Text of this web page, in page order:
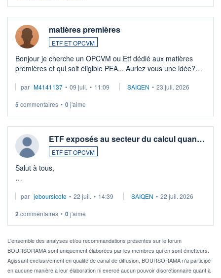
matières premières
ETF ET OPCVM
Bonjour je cherche un OPCVM ou Etf dédié aux matières
premières et qui soit éligible PEA... Auriez vous une idée?
par M4141137 • 09 juil. • 11:09 SAIQEN • 23 juil. 2026
5 commentaires • 0j'aime
ETF exposés au secteur du calcul quan…
ETF ET OPCVM
Salut à tous,
via un ETF plutôt que des actions individuelles.
Idéalement, je voudrais qu'il soit éligible au PEA.
Pour l' ...
par jeboursicote • 22 juil. • 14:39 SAIQEN • 22 juil. 2026
2 commentaires • 0j'aime
L'ensemble des analyses et/ou recommandations présentes sur le forum
BOURSORAMA sont uniquement élaborées par les membres qui en sont émetteurs.
Agissant exclusivement en qualité de canal de diffusion, BOURSORAMA n'a participé
en aucune manière à leur élaboration ni exercé aucun pouvoir discrétionnaire quant à